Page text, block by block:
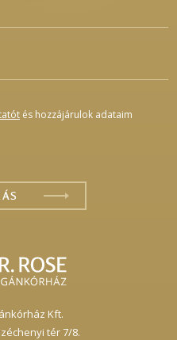
Kft.
tér 7/8.
és hozzájárulok adataim